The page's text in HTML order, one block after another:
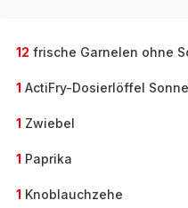
12 frische Garnelen ohne
1 ActiFry-Dosierlöffel
1 Zwiebel
1 Paprika
1 Knoblauchzehe